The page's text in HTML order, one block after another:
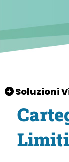
Soluzioni
Limiti